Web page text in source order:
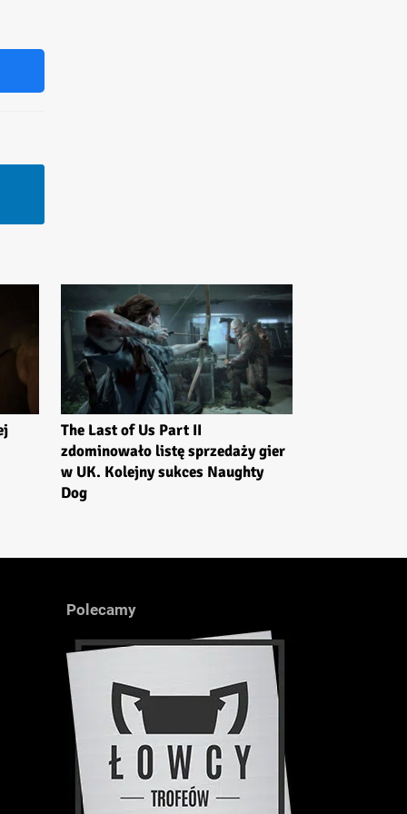
The Last of Us Part II
zdominowało listę sprzedaży gier
w UK. Kolejny sukces Naughty
Dog
Polecamy